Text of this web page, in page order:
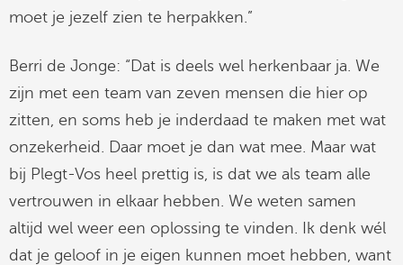
moet je jezelf zien te herpakken.”
Berri de Jonge: “Dat is deels wel herkenbaar ja. We
zijn met een team van zeven mensen die hier op
zitten, en soms heb je inderdaad te maken met wat
onzekerheid. Daar moet je dan wat mee. Maar wat
bij Plegt-Vos heel prettig is, is dat we als team alle
vertrouwen in elkaar hebben. We weten samen
altijd wel weer een oplossing te vinden. Ik denk wél
dat je geloof in je eigen kunnen moet hebben, want